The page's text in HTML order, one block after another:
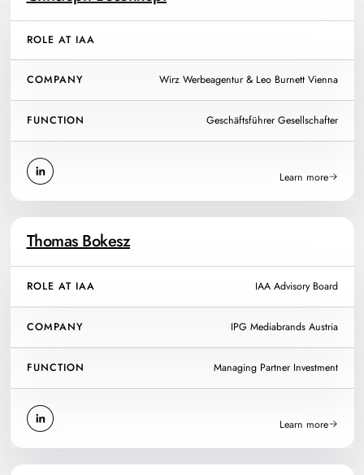
ROLE AT IAA
COMPANY Wirz Werbeagentur & Leo Burnett Vienna
FUNCTION Geschäftsführer Gesellschafter
Learn more
Thomas Bokesz
ROLE AT IAA IAA Advisory Board
COMPANY IPG Mediabrands Austria
FUNCTION Managing Partner Investment
Learn more